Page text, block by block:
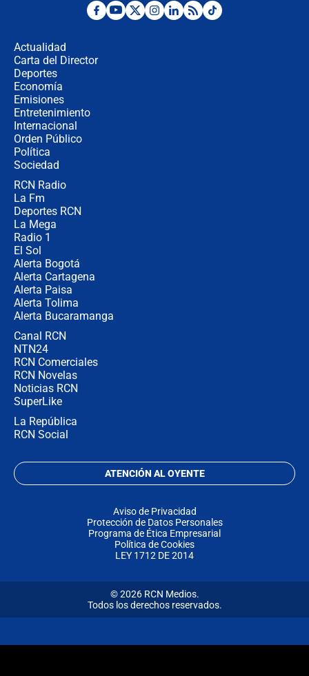
¿La posesión de Abelardo De la
Actualidad
Carta del Director
Deportes
Economía
Emisiones
Entretenimiento
Internacional
Orden Público
Política
Sociedad
RCN Radio
La Fm
Deportes RCN
La Mega
Radio 1
El Sol
Alerta Bogotá
Alerta Cartagena
Alerta Paisa
Alerta Tolima
Alerta Bucaramanga
Canal RCN
NTN24
RCN Comerciales
RCN Novelas
Noticias RCN
SuperLike
La República
RCN Social
ATENCIÓN AL OYENTE
Aviso de Privacidad
Protección de Datos Personales
Programa de Ética Empresarial
Política de Cookies
LEY 1712 DE 2014
© 2026 RCN Medios.
Todos los derechos reservados.